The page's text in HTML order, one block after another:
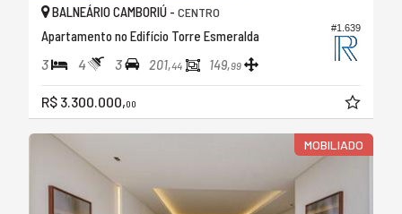
#1.639
BALNEÁRIO CAMBORIÚ - CENTRO
Apartamento no Edifício Torre Esmeralda
3 4 3 201,44 149,99
R$ 3.300.000,00
MOBILIADO